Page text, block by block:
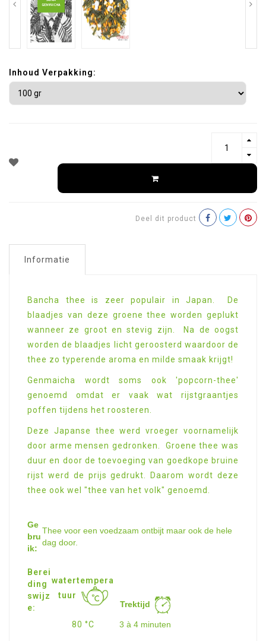
Inhoud Verpakking:
Deel dit product
Informatie
Bancha thee is zeer populair in Japan. De
blaadjes van deze groene thee worden geplukt
wanneer ze groot en stevig zijn. Na de oogst
worden de blaadjes licht geroosterd waardoor de
thee zo typerende aroma en milde smaak krijgt!
Genmaicha wordt soms ook 'popcorn-thee'
genoemd omdat er vaak wat rijstgraantjes
poffen tijdens het roosteren.
Deze Japanse thee werd vroeger voornamelijk
door arme mensen gedronken. Groene thee was
duur en door de toevoeging van goedkope bruine
rijst werd de prijs gedrukt. Daarom wordt deze
thee ook wel "thee van het volk" genoemd.
Ge
bru
ik:
Thee voor een voedzaam ontbijt maar ook de hele
dag door.
Berei
ding
swijz
e:
watertempera
tuur
Trektijd
80 °C 3 à 4 minuten